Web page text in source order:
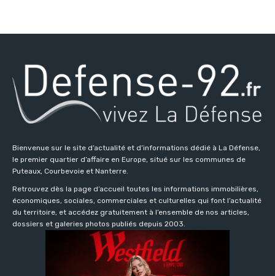
Bienvenue sur le site d’actualité et d’informations dédié à La Défense,
le premier quartier d’affaire en Europe, situé sur les communes de
Puteaux, Courbevoie et Nanterre.
Retrouvez dès la page d’accueil toutes les informations immobilières,
économiques, sociales, commerciales et culturelles qui font l’actualité
du territoire, et accédez gratuitement à l’ensemble de nos articles,
dossiers et galeries photos publiés depuis 2003.